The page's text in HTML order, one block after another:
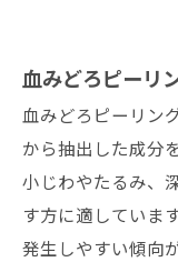
血みどろピーリ
血みどろピーリン
から抽出した成分
小じわやたるみ、
す方に適していま
発生しやすい傾向